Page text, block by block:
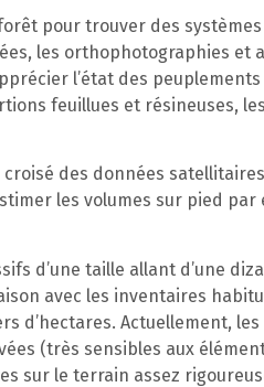
pour trouver des
les orthophotographies et
l’état des
feuillues et résineuses,
des données
les volumes sur pied par
d’une taille allant d’une
avec les inventaires
d’hectares. Actuellement,
(très sensibles aux
sur le terrain assez